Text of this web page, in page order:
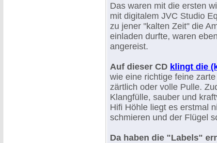
Das waren mit die ersten
mit digitalem JVC Studio
zu jener "kalten Zeit" die
einladen durfte, waren
angereist.
Auf dieser CD klingt die
wie eine richtige feine
zärtlich oder volle Pulle.
Klangfülle, sauber und
Hifi Höhle liegt es erstmal
schmieren und der Flügel
Da haben die "Labels"